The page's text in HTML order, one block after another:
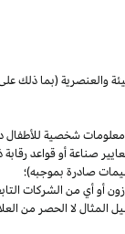
والعنصرية (بما ذلك
شخصية
صناعة أو قواعد
صادرة بموجبه)؛
أو أي من الشركات
لا الحصر من